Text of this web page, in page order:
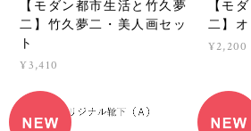
【モダン都市生活と竹久夢
二】竹久夢二・美人画セッ
ト
¥3,410
【モ
二】